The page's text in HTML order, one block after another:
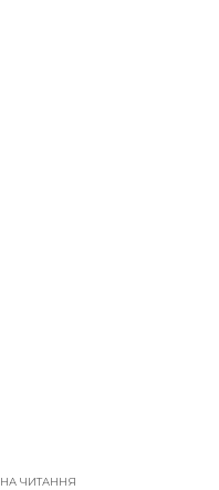
НА ЧИТАННЯ